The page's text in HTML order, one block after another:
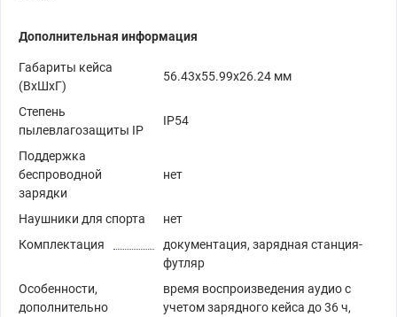
Дополнительная информация
Габариты кейса
(ВxШxГ)
56.43х55.99х26.24 мм
Степень
пылевлагозащиты IP
IP54
Поддержка
беспроводной
зарядки
нет
Наушники для спорта
нет
Комплектация
документация, зарядная станция-
футляр
Особенности,
дополнительно
время воспроизведения аудио с
учетом зарядного кейса до 36 ч,